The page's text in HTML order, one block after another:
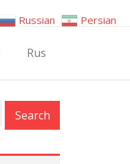
Rus
Russian Persian